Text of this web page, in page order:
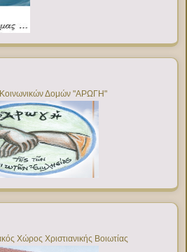
Δομών "ΑΡΩΓΗ"
Χώρος Χριστιανικής Βοιωτίας